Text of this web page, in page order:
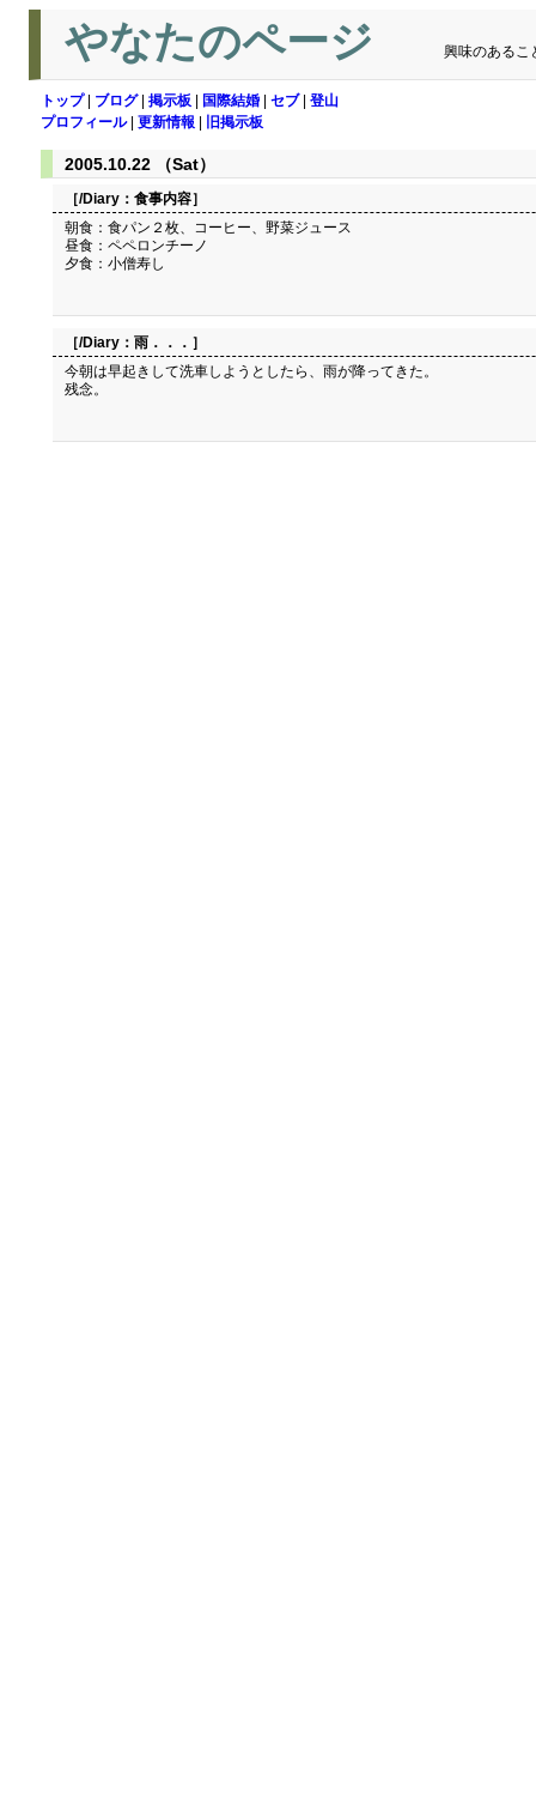
やなたのページ 興味のあるこ
トップ| ブログ| 掲示板 国際結婚 セブ| 登山
プロフィール| 更新情報 旧掲示板
2005.10.22 （Sat）
［/Diary： 食事内容］
朝食：食パン２枚、コーヒー、野菜ジュース
昼食：ペペロンチーノ
夕食：小僧寿し
［/Diary： 雨．．． ］
今朝は早起きして洗車しようとしたら、雨が降ってきた。
残念。